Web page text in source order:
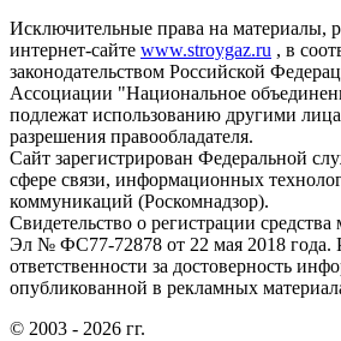
Исключительные права на материалы,
интернет-сайте www.stroygaz.ru , в
законодательством Российской
Ассоциации "Национальное
подлежат использованию другими
разрешения правообладателя.
Сайт зарегистрирован Федеральной
сфере связи, информационных
коммуникаций (Роскомнадзор).
Свидетельство о регистрации
Эл № ФС77-72878 от 22 мая 2018 года.
ответственности за достоверность
опубликованной в рекламных
© 2003 - 2026 гг.